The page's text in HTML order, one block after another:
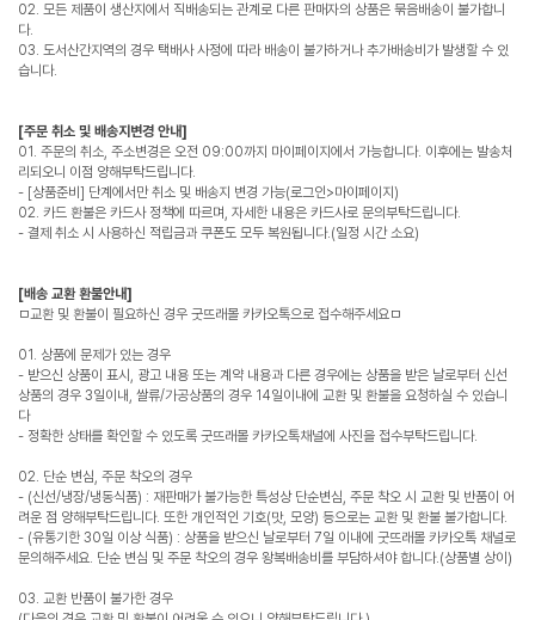
02. 모든 제품이 생산지에서 직배송되는 관계로 다른 판매자의 상품은 묶음배송이 불가합니
다.
03. 도서산간지역의 경우 택배사 사정에 따라 배송이 불가하거나 추가배송비가 발생할 수 있
습니다.
[주문 취소 및 배송지변경 안내]
01. 주문의 취소, 주소변경은 오전 09:00까지 마이페이지에서 가능합니다. 이후에는 발송처
리되오니 이점 양해부탁드립니다.
- [상품준비] 단계에서만 취소 및 배송지 변경 가능(로그인>마이페이지)
02. 카드 환불은 카드사 정책에 따르며, 자세한 내용은 카드사로 문의부탁드립니다.
- 결제 취소 시 사용하신 적립금과 쿠폰도 모두 복원됩니다.(일정 시간 소요)
[배송 교환 환불안내]
ㅁ교환 및 환불이 필요하신 경우 굿뜨래몰 카카오톡으로 접수해주세요ㅁ
01. 상품에 문제가 있는 경우
- 받으신 상품이 표시, 광고 내용 또는 계약 내용과 다른 경우에는 상품을 받은 날로부터 신선
상품의 경우 3일이내, 쌀류/가공상품의 경우 14일이내에 교환 및 환불을 요청하실 수 있습니
다
- 정확한 상태를 확인할 수 있도록 굿뜨래몰 카카오톡채널에 사진을 접수부탁드립니다.
02. 단순 변심, 주문 착오의 경우
- (신선/냉장/냉동식품) : 재판매가 불가능한 특성상 단순변심, 주문 착오 시 교환 및 반품이 어
려운 점 양해부탁드립니다. 또한 개인적인 기호(맛, 모양) 등으로는 교환 및 환불 불가합니다.
- (유통기한 30일 이상 식품) : 상품을 받으신 날로부터 7일 이내에 굿뜨래몰 카카오톡 채널로
문의해주세요. 단순 변심 및 주문 착오의 경우 왕복배송비를 부담하셔야 합니다.(상품별 상이)
03. 교환 반품이 불가한 경우